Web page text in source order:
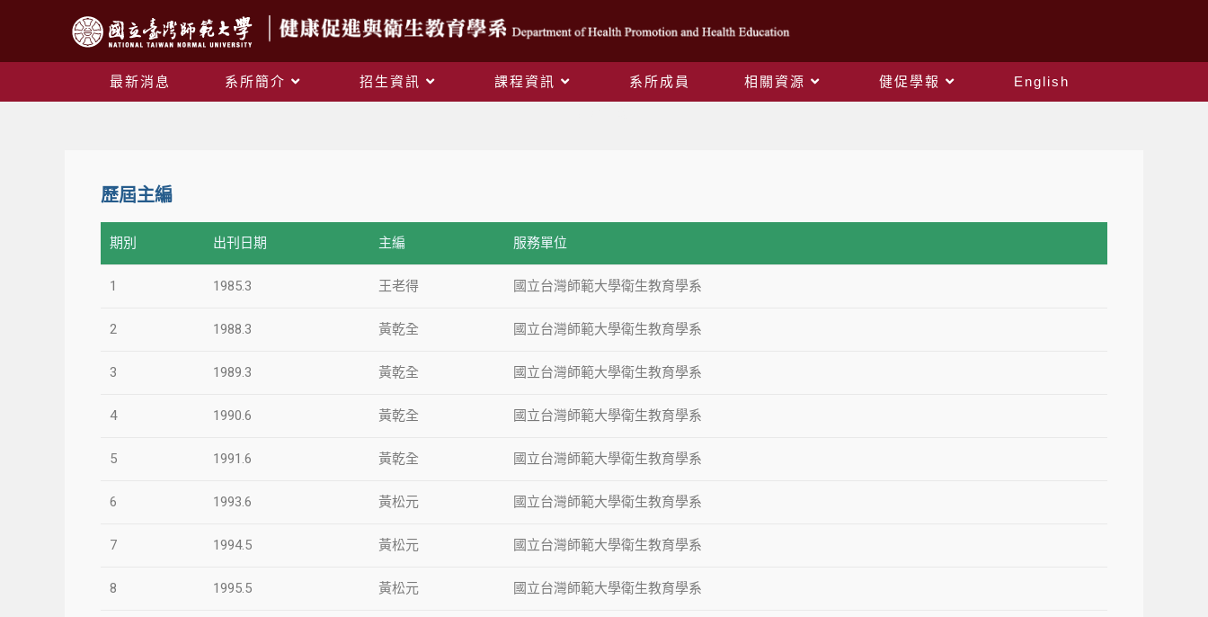
最新消息 系所簡介 招生資訊 課程資訊 系所成員 相關資源 健促學報
English
歷屆主編
期別 出刊日期 主編 服務單位
1 1985.3 王老得 國立台灣師範大學衛生教育學系
2 1988.3 黃乾全 國立台灣師範大學衛生教育學系
3 1989.3 黃乾全 國立台灣師範大學衛生教育學系
4 1990.6 黃乾全 國立台灣師範大學衛生教育學系
5 1991.6 黃乾全 國立台灣師範大學衛生教育學系
6 1993.6 黃松元 國立台灣師範大學衛生教育學系
7 1994.5 黃松元 國立台灣師範大學衛生教育學系
8 1995.5 黃松元 國立台灣師範大學衛生教育學系